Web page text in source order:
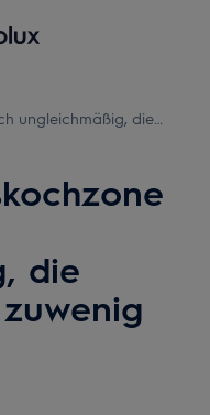
ungleichmäßig, die
die